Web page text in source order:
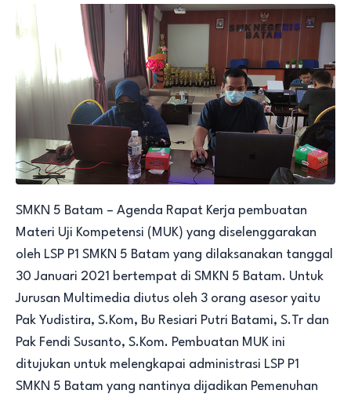
SMKN 5 Batam – Agenda Rapat Kerja pembuatan
Materi Uji Kompetensi (MUK) yang diselenggarakan
oleh LSP P1 SMKN 5 Batam yang dilaksanakan tanggal
30 Januari 2021 bertempat di SMKN 5 Batam. Untuk
Jurusan Multimedia diutus oleh 3 orang asesor yaitu
Pak Yudistira, S.Kom, Bu Resiari Putri Batami, S.Tr dan
Pak Fendi Susanto, S.Kom. Pembuatan MUK ini
ditujukan untuk melengkapai administrasi LSP P1
SMKN 5 Batam yang nantinya dijadikan Pemenuhan